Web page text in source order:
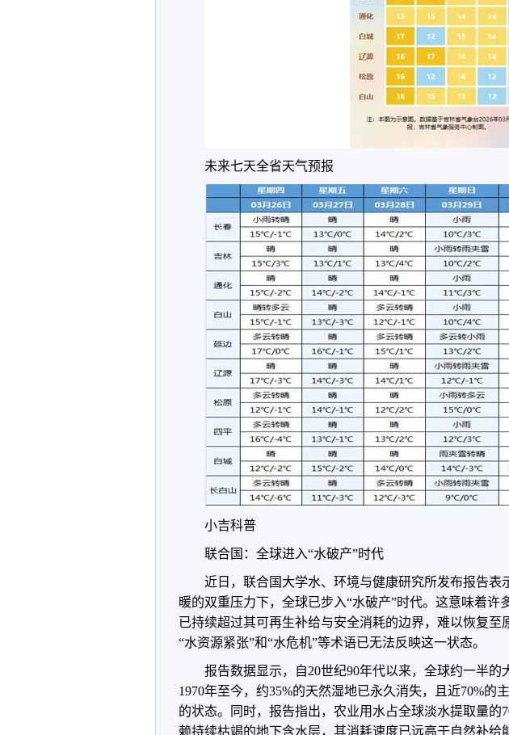
未来七天全省天气预报
小吉科普
联合国：全球进入“水破产”时代
近日，联合国大学水、环境与健康研究所发布报告表
暖的双重压力下，全球已步入“水破产”时代。这意味着许
已持续超过其可再生补给与安全消耗的边界，难以恢复至
“水资源紧张”和“水危机”等术语已无法反映这一状态。
报告数据显示，自20世纪90年代以来，全球约一半的
1970年至今，约35%的天然湿地已永久消失，且近70%的
的状态。同时，报告指出，农业用水占全球淡水提取量的
赖持续枯竭的地下含水层，其消耗速度已远高于自然补给